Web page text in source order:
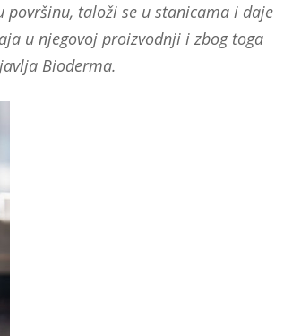
taloži se u stanicama i daje
u njegovoj proizvodnji i zbog toga
Bioderma.